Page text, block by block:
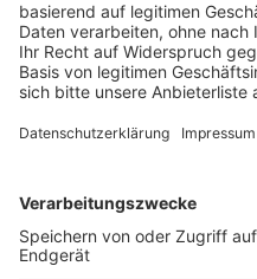
Nicht nur Holzkohlen-
auch Elektrogrills. Bei der
es wichtig, die
um Überhitzung und
Feuerwehr.
helfen, Grillunfälle im
und die Sommerzeit